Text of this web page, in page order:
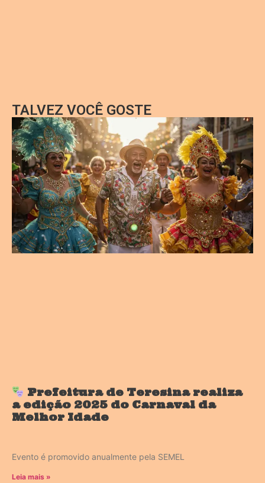
TALVEZ VOCÊ GOSTE
Prefeitura de Teresina realiza
a edição 2025 do Carnaval da
Melhor Idade
Evento é promovido anualmente pela SEMEL
Leia mais »